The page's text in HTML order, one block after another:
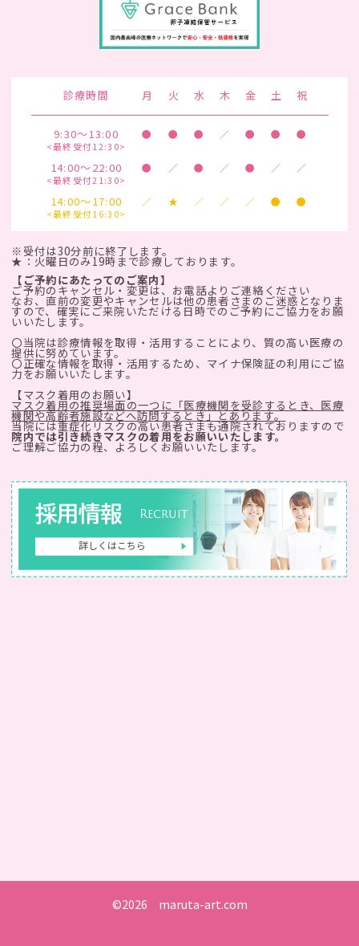
診療時間 月 火 水 木 金 土 祝
9:30～13:00
<最終受付12:30>
● ● ● ／ ● ● ●
14:00～22:00
<最終受付21:30>
● ／ ● ／ ● ／ ／
14:00～17:00
<最終受付16:30>
／ ★ ／ ／ ／ ● ●
※受付は30分前に終了します。
★：火曜日のみ19時まで診療しております。
【ご予約にあたってのご案内】
ご予約のキャンセル・変更は、お電話よりご連絡ください
なお、直前の変更やキャンセルは他の患者さまのご迷惑となりま
すので、確実にご来院いただける日時でのご予約にご協力をお願
いいたします。
〇当院は診療情報を取得・活用することにより、質の高い医療の
提供に努めています。
〇正確な情報を取得・活用するため、マイナ保険証の利用にご協
力をお願いいたします。
【マスク着用のお願い】
マスク着用の推奨場面の一つに「医療機関を受診するとき、医療
機関や高齢者施設などへ訪問するとき」とあります。
当院には重症化リスクの高い患者さまも通院されておりますので
院内では引き続きマスクの着用をお願いいたします。
ご理解ご協力の程、よろしくお願いいたします。
採用情報 Recruit
詳しくはこちら
©2026 maruta-art.com